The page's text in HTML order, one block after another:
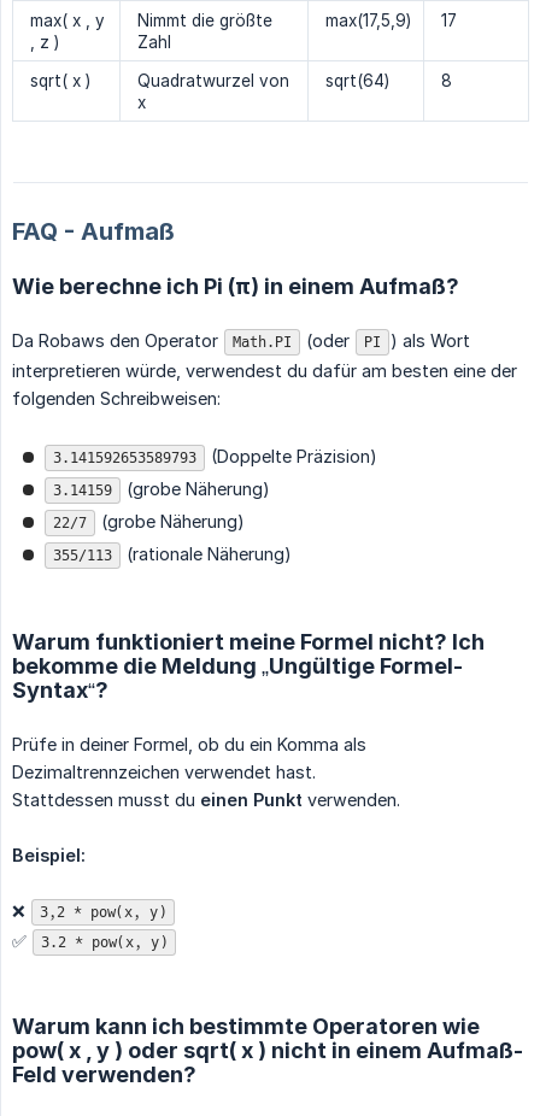
max( x , y
, z )
Nimmt die größte
Zahl
max(17,5,9) 17
sqrt( x )
Quadratwurzel von
x
sqrt(64) 8
FAQ - Aufmaß
Wie berechne ich Pi (π) in einem Aufmaß?
Da Robaws den Operator Math.PI (oder PI
) als Wort
interpretieren würde, verwendest du dafür am besten eine der
folgenden Schreibweisen:
3.141592653589793 (Doppelte Präzision)
3.14159 (grobe Näherung)
22/7 (grobe Näherung)
355/113 (rationale Näherung)
Warum funktioniert meine Formel nicht? Ich
bekomme die Meldung „Ungültige Formel-
Syntax“?
Prüfe in deiner Formel, ob du ein Komma als
Dezimaltrennzeichen verwendet hast.
Stattdessen musst du einen Punkt verwenden.
Beispiel:
❌ 3,2 * pow(x, y)
✅ 3.2 * pow(x, y)
Warum kann ich bestimmte Operatoren wie
pow( x , y ) oder sqrt( x ) nicht in einem Aufmaß-
Feld verwenden?